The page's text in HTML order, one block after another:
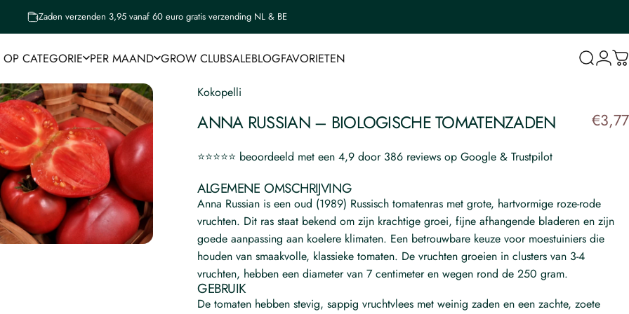
Zaden verzenden 3,95 vanaf 60 euro gratis verzending NL & BE
CATEGORIE
OP CATEGORIE
PER MAAND
PER MAAND
GROW CLUB
GROW CLUB
SALE
SALE
BLOGFAVORIETEN Login
Kokopelli
ANNA RUSSIAN – BIOLOGISCHETOMATENZADEN €3,77
⭐⭐⭐⭐⭐ beoordeeld met een 4,9 door 386 reviews op Google &Trustpilot
ALGEMENE OMSCHRIJVING
Anna Russian is een oud (1989) Russisch tomatenras met grote, hartvormige roze-rode
vruchten. Dit ras staat bekend om zijn krachtige groei, fijne afhangende bladeren en zijn
goede aanpassing aan koelere klimaten. Een betrouwbare keuze voor moestuiniers die
houden van smaakvolle, klassieke tomaten. De vruchten groeien in clusters van 3-4
vruchten, hebben een diameter van 7 centimeter en wegen rond de 250 gram.
GEBRUIK
De tomaten hebben stevig, sappig vruchtvlees met weinig zaden en een zachte, zoete